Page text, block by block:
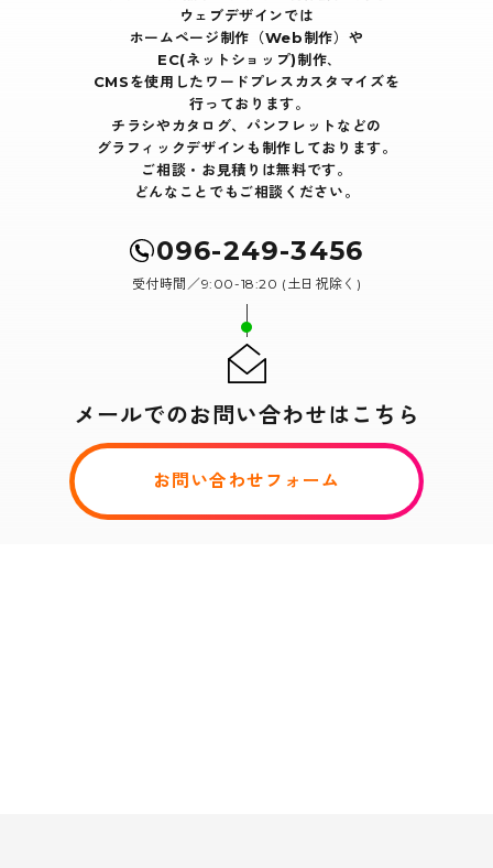
ウェブデザインでは
ホームページ制作（Web制作）や
EC(ネットショップ)制作､
CMSを使用したワードプレスカスタマイズを
行っております｡
チラシやカタログ、パンフレットなどの
グラフィックデザインも制作しております。
ご相談・お見積りは無料です。
どんなことでもご相談ください。
096-249-3456
受付時間／9:00-18:20 (土日祝除く)
メールでのお問い合わせはこちら
お問い合わせフォーム